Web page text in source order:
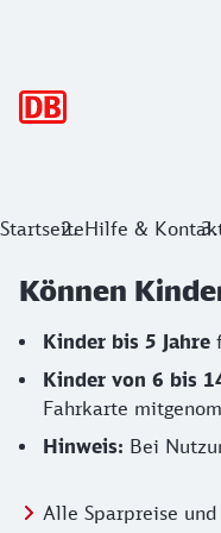
StartseiteHilfe &
Können
Kinder bis 5 Jahre
Kinder von 6 bis
Fahrkarte
Hinweis: Bei
Alle Sparpreise